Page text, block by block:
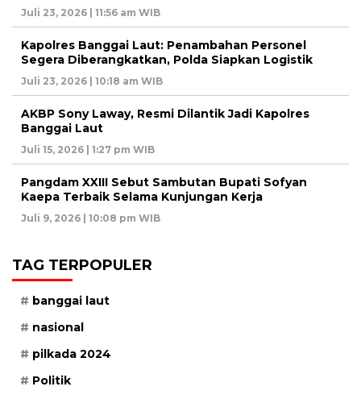
Juli 23, 2026 | 11:56 am WIB
Kapolres Banggai Laut: Penambahan Personel
Segera Diberangkatkan, Polda Siapkan Logistik
Juli 23, 2026 | 10:18 am WIB
AKBP Sony Laway, Resmi Dilantik Jadi Kapolres
Banggai Laut
Juli 15, 2026 | 1:27 pm WIB
Pangdam XXIII Sebut Sambutan Bupati Sofyan
Kaepa Terbaik Selama Kunjungan Kerja
Juli 9, 2026 | 10:08 pm WIB
TAG TERPOPULER
banggai laut
nasional
pilkada 2024
Politik